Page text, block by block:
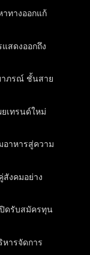
ทางออกแก้
สดงออกถึง
าภรณ์ ชั้นสาย
เทรนด์ใหม่
าหารสู่ความ
งคมอย่าง
ดรับสมัครทุน
ารจัดการ